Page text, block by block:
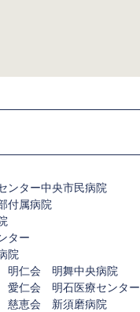
ンター中央市民病院
付属病院
ター
院
明仁会 明舞中央病院
愛仁会 明石医療センター
慈恵会 新須磨病院